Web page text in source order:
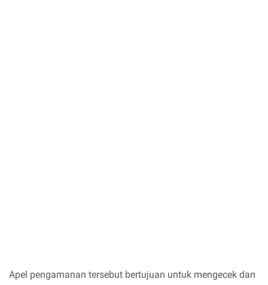
Apel pengamanan tersebut bertujuan untuk mengecek dan